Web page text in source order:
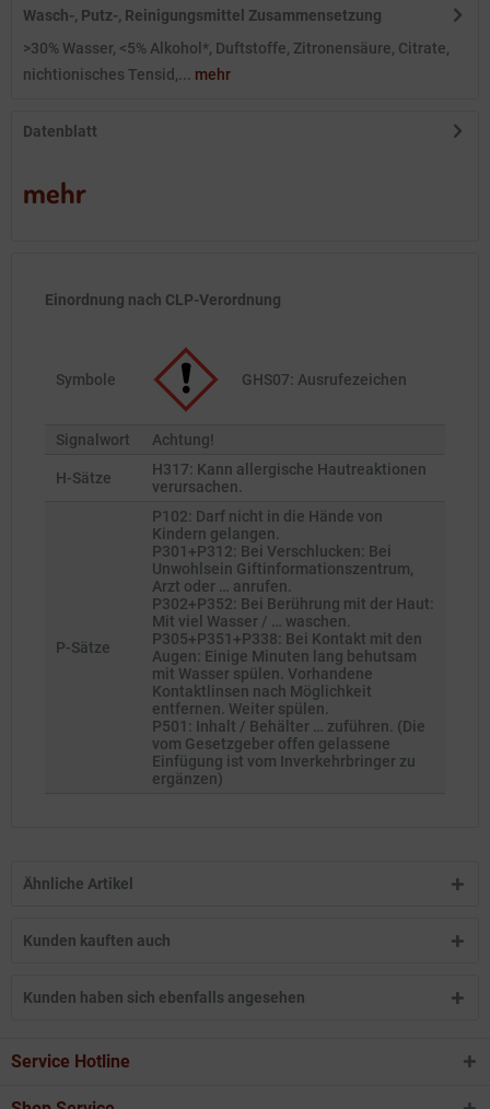
Wasch-, Putz-, Reinigungsmittel Zusammensetzung
>30% Wasser, <5% Alkohol*, Duftstoffe, Zitronensäure, Citrate,
nichtionisches Tensid,... mehr
Datenblatt
mehr
Einordnung nach CLP-Verordnung
Symbole GHS07: Ausrufezeichen
Signalwort Achtung!
H-Sätze
H317: Kann allergische Hautreaktionen
verursachen.
P-Sätze
P102: Darf nicht in die Hände von
Kindern gelangen.
P301+P312: Bei Verschlucken: Bei
Unwohlsein Giftinformationszentrum,
Arzt oder … anrufen.
P302+P352: Bei Berührung mit der Haut:
Mit viel Wasser / … waschen.
P305+P351+P338: Bei Kontakt mit den
Augen: Einige Minuten lang behutsam
mit Wasser spülen. Vorhandene
Kontaktlinsen nach Möglichkeit
entfernen. Weiter spülen.
P501: Inhalt / Behälter … zuführen. (Die
vom Gesetzgeber offen gelassene
Einfügung ist vom Inverkehrbringer zu
ergänzen)
Ähnliche Artikel
Kunden kauften auch
Kunden haben sich ebenfalls angesehen
Service Hotline